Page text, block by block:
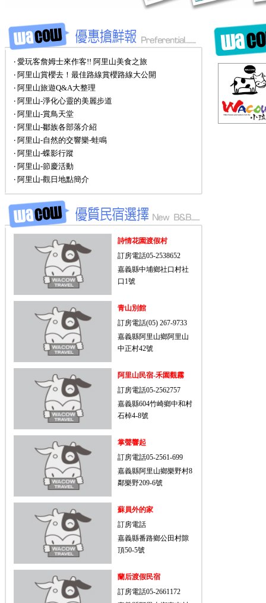
‧ 愛玩客詹姆士來作客!! 阿里山美食之旅
‧ 阿里山賞櫻去！最佳路線賞櫻路線大公開
‧ 阿里山旅遊Q&A大整理
‧ 阿里山-淨化心靈的美麗步道
‧ 阿里山-賞鳥天堂
‧ 阿里山-鄒族各部落介紹
‧ 阿里山-自然的交響樂-蛙鳴
‧ 阿里山-蝶影行蹤
‧ 阿里山-節慶活動
‧ 阿里山-觀日地點簡介
詩情花園渡假村
訂房電話05-2538652
嘉義縣中埔鄉社口村社
口1號
青山別館
訂房電話(05) 267-9733
嘉義縣阿里山鄉阿里山
中正村42號
阿里山民宿-禾園觀霧
訂房電話05-2562757
嘉義縣604竹崎鄉中和村
石棹4-8號
掌聲響起
訂房電話05-2561-699
嘉義縣阿里山鄉樂野村8
鄰樂野209-6號
蘇員外的家
訂房電話
嘉義縣番路鄉公田村隙
頂50-5號
蘭后渡假民宿
訂房電話05-2661172